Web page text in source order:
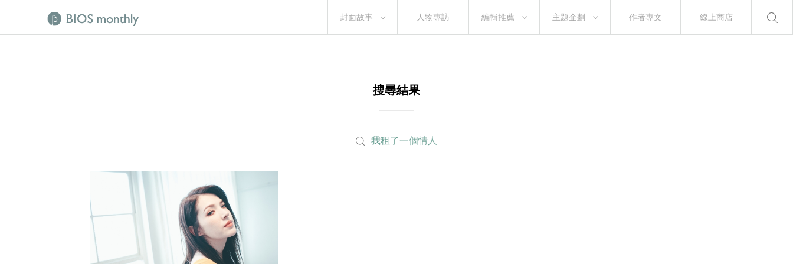
封面故事 人物專訪 編輯推薦 主題企劃 作者專文 線上商店
搜尋結果
我租了一個情人